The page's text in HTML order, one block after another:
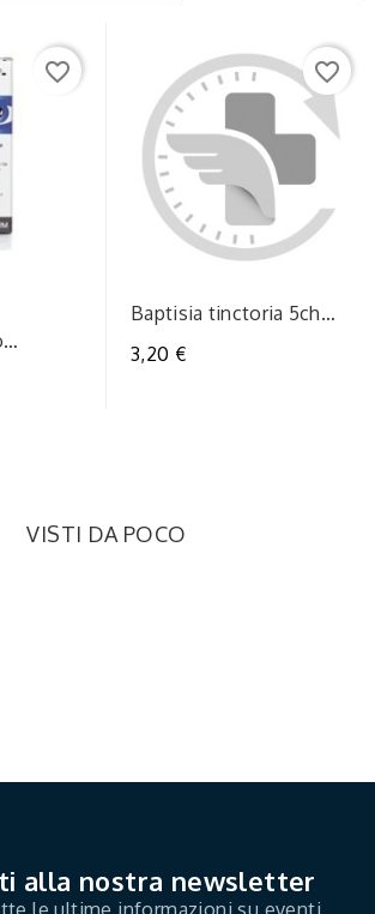
favorite_border favorite_border
Baptisia tinctoria 5ch
3,20 €
VISTI DA POCO
alla nostra newsletter
le ultime informazioni su eventi,